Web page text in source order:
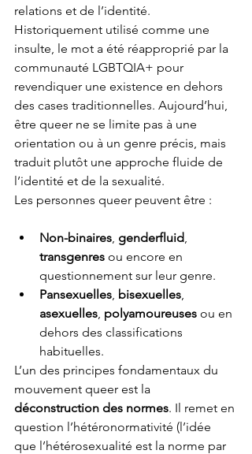
relations et de l’identité.
Historiquement utilisé comme une
insulte, le mot a été réapproprié par la
communauté LGBTQIA+ pour
revendiquer une existence en dehors
des cases traditionnelles. Aujourd’hui,
être queer ne se limite pas à une
orientation ou à un genre précis, mais
traduit plutôt une approche fluide de
l’identité et de la sexualité.
Les personnes queer peuvent être :
Non-binaires, genderfluid,
transgenres ou encore en
questionnement sur leur genre.
Pansexuelles, bisexuelles,
asexuelles, polyamoureuses ou en
dehors des classifications
habituelles.
L’un des principes fondamentaux du
mouvement queer est la
déconstruction des normes. Il remet en
question l’hétéronormativité (l’idée
que l’hétérosexualité est la norme par